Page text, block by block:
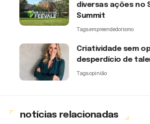
diversas ações no
Summit
Tags:empreendedorismo
Criatividade sem
desperdício de
Tags:opinião
notícias relacionadas